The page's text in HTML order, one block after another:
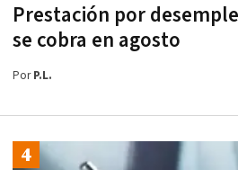
Prestación por
se cobra en agosto
PorP.L.